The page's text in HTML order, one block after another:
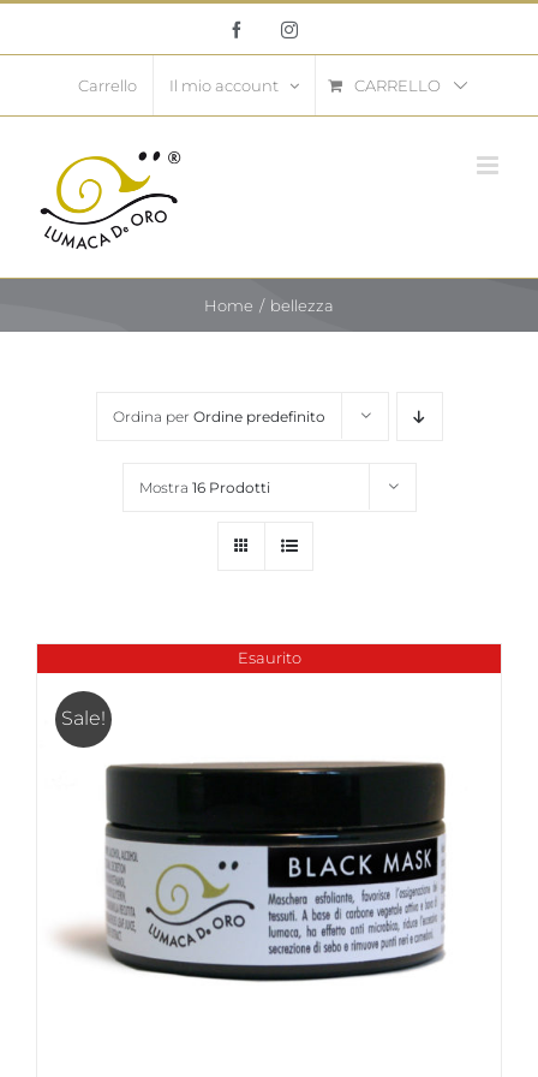
al
contenuto
FacebookInstagram
Carrello Il mio account CARRELLO
Home bellezza
Ordina per Ordine predefinito
Mostra 16 Prodotti
Esaurito
Sale!